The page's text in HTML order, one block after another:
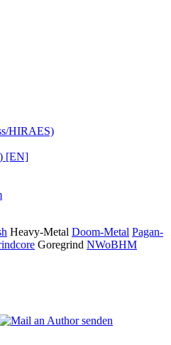
HIRAES)
[EN]
Heavy-Metal Doom-Metal Pagan-
Goregrind NWoBHM